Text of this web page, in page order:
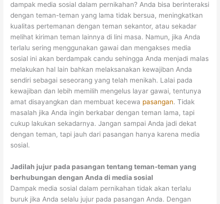
dampak media sosial dalam pernikahan? Anda bisa berinteraksi
dengan teman-teman yang lama tidak bersua, meningkatkan
kualitas pertemanan dengan teman sekantor, atau sekadar
melihat kiriman teman lainnya di lini masa. Namun, jika Anda
terlalu sering menggunakan gawai dan mengakses media
sosial ini akan berdampak candu sehingga Anda menjadi malas
melakukan hal lain bahkan melaksanakan kewajiban Anda
sendiri sebagai seseorang yang telah menikah. Lalai pada
kewajiban dan lebih memilih mengelus layar gawai, tentunya
amat disayangkan dan membuat kecewa pasangan. Tidak
masalah jika Anda ingin berkabar dengan teman lama, tapi
cukup lakukan sekadarnya. Jangan sampai Anda jadi dekat
dengan teman, tapi jauh dari pasangan hanya karena media
sosial.
Jadilah jujur pada pasangan tentang teman-teman yang
berhubungan dengan Anda di media sosial
Dampak media sosial dalam pernikahan tidak akan terlalu
buruk jika Anda selalu jujur pada pasangan Anda. Dengan